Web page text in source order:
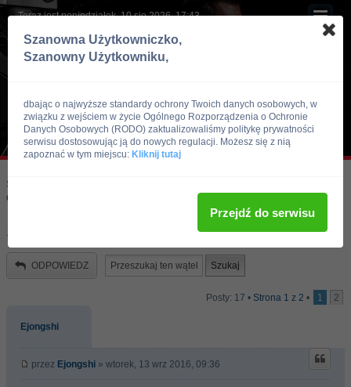
Teraz jest poniedziałek, 10 sie 2026, 17:43
Skocz do:
Odżywki i suplementy
Skutki uboczne kreatyny
ODPOWIEDZ
Posty: 17 • Strona 1 z 2 • 1 2
Ejongshi
przez Ejongshi » wtorek, 13 wrz 2016, 09:36
Szanowna Użytkowniczko,
Szanowny Użytkowniku,
dbając o najwyższe standardy ochrony Twoich danych osobowych, w
związku z wejściem w życie Ogólnego Rozporządzenia o Ochronie
Danych Osobowych (RODO) zaktualizowaliśmy politykę prywatności
serwisu dostosowując ją do nowych regulacji. Możesz się z nią
zapoznać w tym miejscu: Kliknij tutaj
Przejdź do serwisu